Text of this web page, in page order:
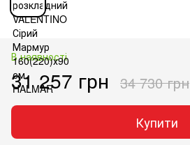
В наявності
31 257 грн 34 730 грн
Купити